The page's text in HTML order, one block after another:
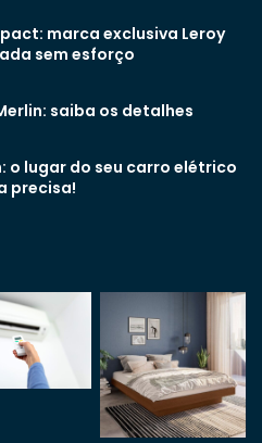
marca exclusiva Leroy
sem esforço
saiba os detalhes
o lugar do seu carro elétrico
precisa!